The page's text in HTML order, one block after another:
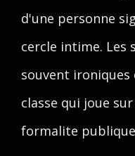
d'une personne
cercle intime. Les
souvent ironiques
classe qui joue
formalite